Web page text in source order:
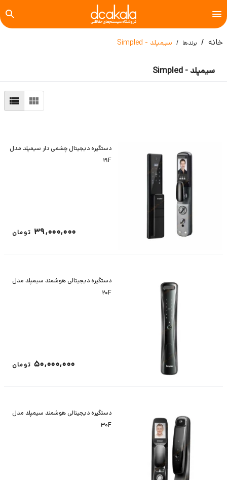
خانه برندها سیمپلد - Simpled
سیمپلد - Simpled
دستگیره دیجیتال چشمی دار سیمپلد مدل
21F
39,000,000 تومان
دستگیره دیجیتالی هوشمند سیمپلد مدل
20F
50,000,000 تومان
دستگیره دیجیتالی هوشمند سیمپلد مدل
30F